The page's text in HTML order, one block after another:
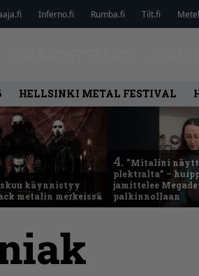
Inferno.fi Rumba.fi Tilt.fi
HELLSINKI METAL FESTIVAL
käynnistyy
metalin merkeissä
4. ”Mitalini
plektralta” –
jamittelee
palkinnollaan